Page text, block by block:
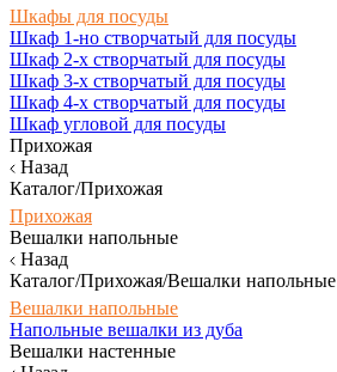
Шкафы для посуды
Шкаф 1-но створчатый для посуды
Шкаф 2-х створчатый для посуды
Шкаф 3-х створчатый для посуды
Шкаф 4-х створчатый для посуды
Шкаф угловой для посуды
Прихожая
Назад
Каталог/Прихожая
Прихожая
Вешалки напольные
Назад
Каталог/Прихожая/Вешалки напольные
Вешалки напольные
Напольные вешалки из дуба
Вешалки настенные